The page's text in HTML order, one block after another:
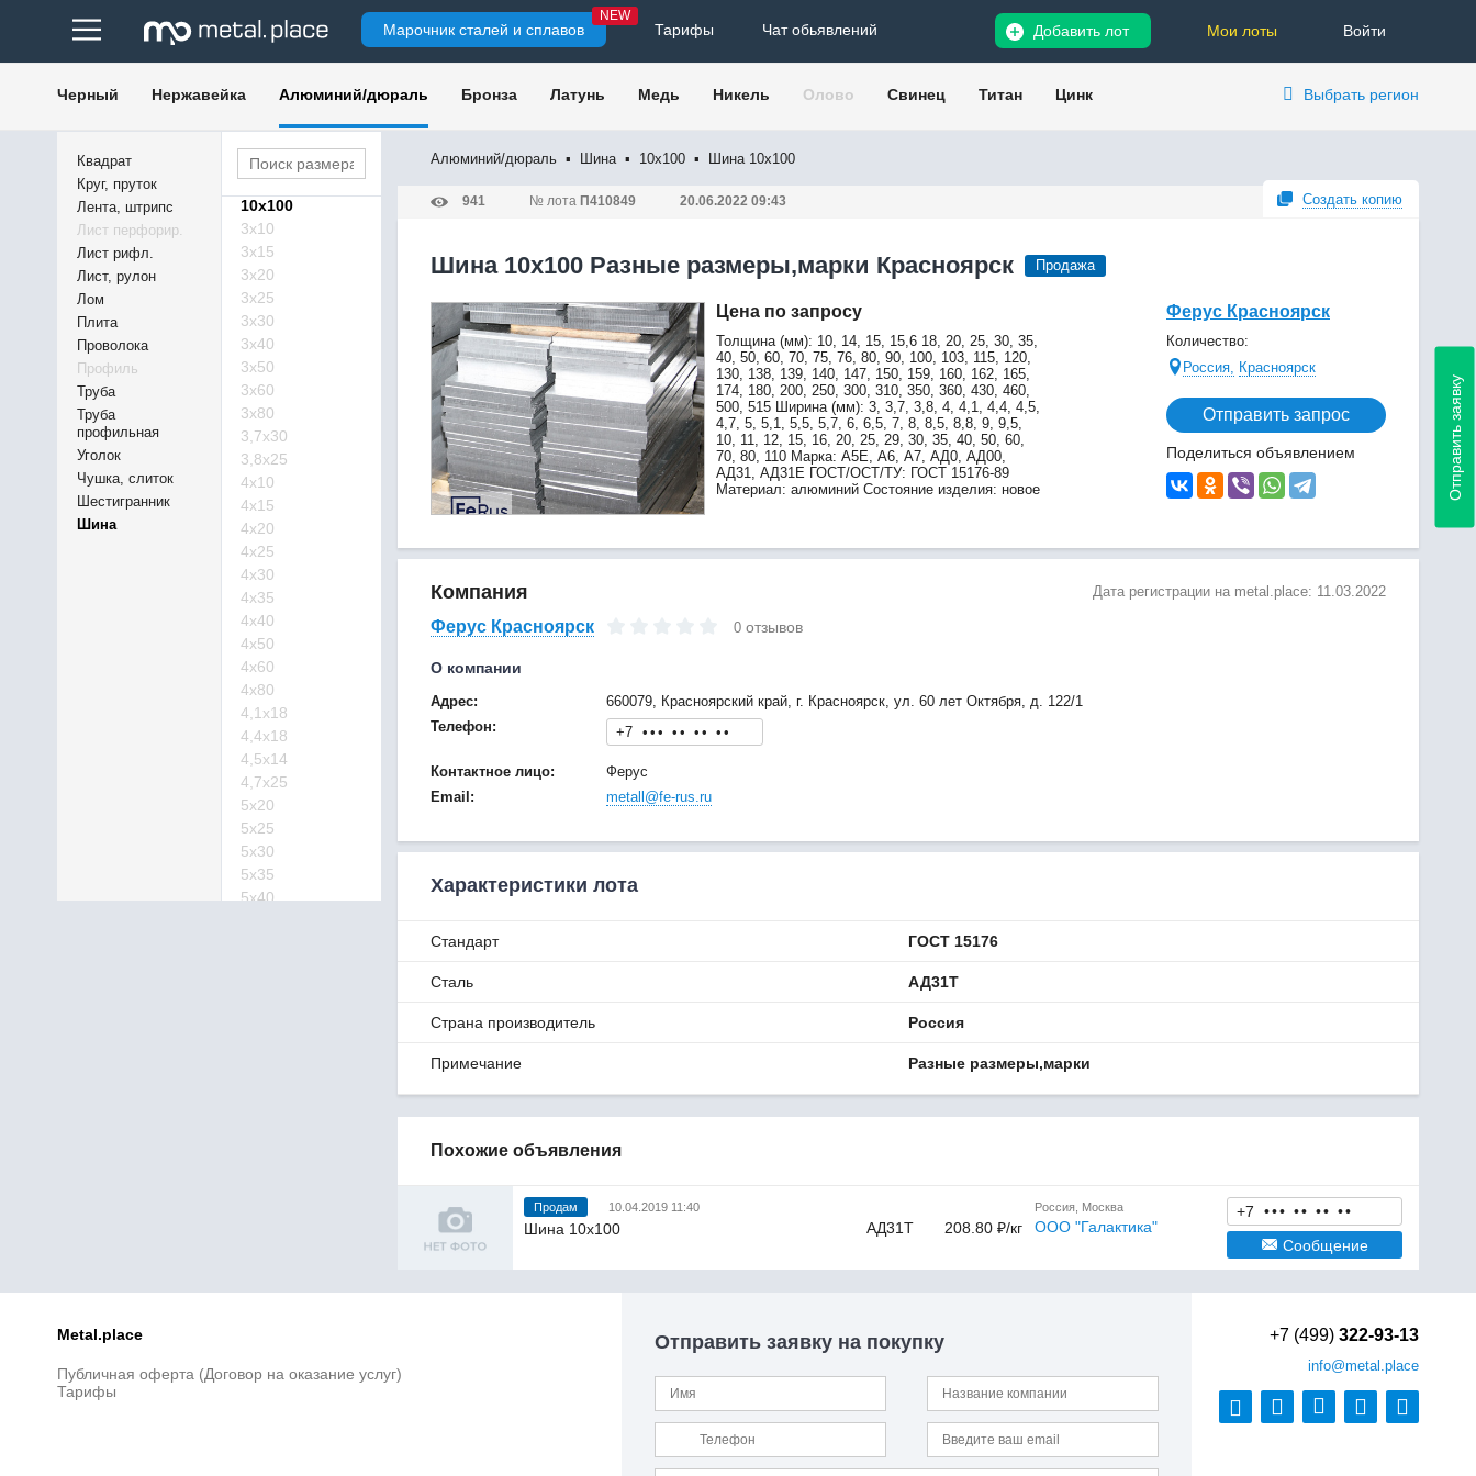
Марочник сталей и сплавов
NEW
Тарифы Чат обьявлений Войти
Мои лоты
Добавить лот
Черный Нержавейка Алюминий/дюраль Бронза Латунь Медь Никель Олово Свинец Титан Цинк Выбрать регион
Квадрат
Круг, пруток
Лента, штрипс
Лист перфорир.
Лист рифл.
Лист, рулон
Лом
Плита
Проволока
Профиль
Труба
Труба
профильная
Уголок
Чушка, слиток
Шестигранник
Шина
10х100
3х10
3х15
3х20
3х25
3х30
3х40
3х50
3х60
3х80
3,7х30
3,8х25
4х10
4х15
4х20
4х25
4х30
4х35
4х40
4х50
4х60
4х80
4,1х18
4,4х18
4,5х14
4,7х25
5х20
5х25
5х30
5х35
5х40
6,5х35
8х20
Алюминий/дюраль ▪ Шина ▪ 10х100 ▪ Шина 10х100
941 № лота П410849 20.06.2022 09:43 Создать копию
Шина 10х100 Разные размеры,марки Красноярск Продажа
Цена по запросу
Толщина (мм): 10, 14, 15, 15,6 18, 20, 25, 30, 35,
40, 50, 60, 70, 75, 76, 80, 90, 100, 103, 115, 120,
130, 138, 139, 140, 147, 150, 159, 160, 162, 165,
174, 180, 200, 250, 300, 310, 350, 360, 430, 460,
500, 515 Ширина (мм): 3, 3,7, 3,8, 4, 4,1, 4,4, 4,5,
4,7, 5, 5,1, 5,5, 5,7, 6, 6,5, 7, 8, 8,5, 8,8, 9, 9,5,
10, 11, 12, 15, 16, 20, 25, 29, 30, 35, 40, 50, 60,
70, 80, 110 Марка: А5Е, А6, А7, АД0, АД00,
АД31, АД31Е ГОСТ/ОСТ/ТУ: ГОСТ 15176-89
Материал: алюминий Состояние изделия: новое
Ферус Красноярск
Количество:
Россия, Красноярск
Отправить запрос
Поделиться объявлением
Компания Дата регистрации на metal.place: 11.03.2022
Ферус Красноярск 0 отзывов
О компании
Адрес:
660079, Красноярский край, г. Красноярск, ул. 60 лет Октября, д. 122/1
Телефон:
+7 • • • • • • • • •
Контактное лицо:
Ферус
Email:
metall@fe-rus.ru
Характеристики лота
Стандарт ГОСТ 15176
Сталь АД31Т
Страна производитель Россия
Примечание Разные размеры,марки
Похожие объявления
Продам 10.04.2019 11:40
Шина 10х100 АД31Т 208.80 ₽/кг
Россия, Москва
ООО "Галактика"
+7 ••• •• •• ••
Сообщение
Metal.place
Публичная оферта (Договор на оказание услуг)
Тарифы
Отправить заявку на покупку
Отправить заявку
+7 (499) 322-93-13
info@metal.place